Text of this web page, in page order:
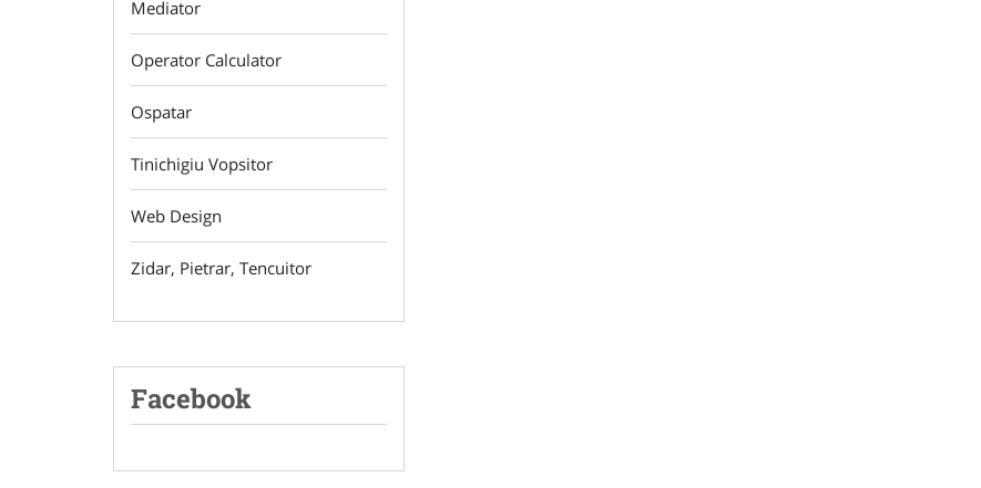
Mediator
Operator Calculator
Ospatar
Tinichigiu Vopsitor
Web Design
Zidar, Pietrar, Tencuitor
Facebook